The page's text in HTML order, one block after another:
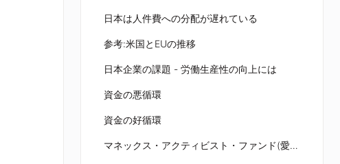
日本は人件費への分配が遅れている
参考:米国とEUの推移
日本企業の課題 - 労働生産性の向上には
資金の悪循環
資金の好循環
マネックス・アクティビスト・ファンド(愛称:日本の未来、通称:MAF「まふ」)